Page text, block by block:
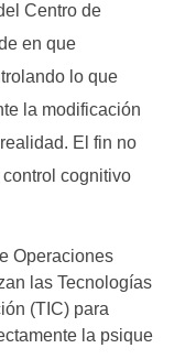
Centro de
en que
lo que
la modificación
El fin no
cognitivo
Operaciones
las Tecnologías
(TIC) para
la psique